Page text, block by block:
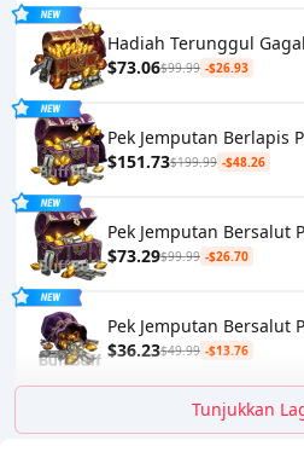
Hadiah Terunggul
$73.06$99.99 -$26.93
Pek Jemputan Berlapis
$151.73$199.99 -$48.26
Pek Jemputan Bersalut
$73.29$99.99 -$26.70
Pek Jemputan Bersalut
$36.23$49.99 -$13.76
Tunjukkan